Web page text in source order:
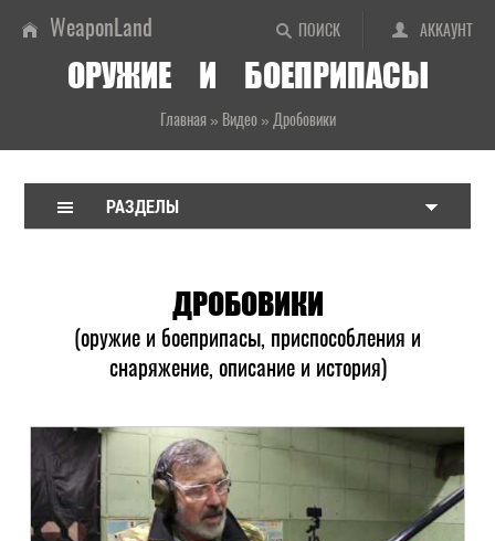
ПОИСК АККАУНТ
WeaponLand
ОРУЖИЕ И БОЕПРИПАСЫ
Главная» Видео» Дробовики
РАЗДЕЛЫ
ДРОБОВИКИ
(оружие и боеприпасы, приспособления и
снаряжение, описание и история)